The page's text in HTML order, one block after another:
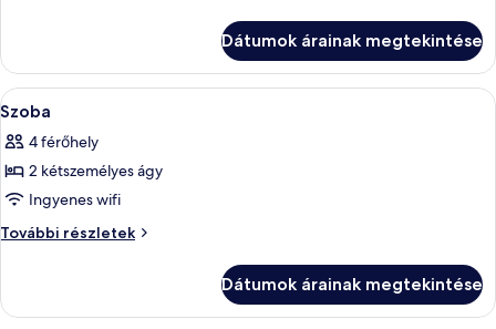
Dátumok árainak megtekintése
A
következő
szoba
összes
képének
megtekintése:
Egy szállodai szoba két ággyal,
4
Szoba
4 férőhely
2 kétszemélyes ágy
Ingyenes wifi
További részletek
Szoba
Dátumok árainak megtekintése